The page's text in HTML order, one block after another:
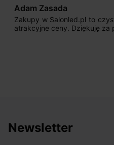
Adam Zasada
Zakupy w Salonled.pl to
atrakcyjne ceny. Dziękuję za
Newsletter